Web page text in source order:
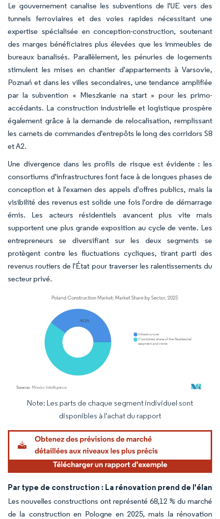
Le gouvernement canalise les subventions de l'UE vers des
tunnels ferroviaires et des voies rapides nécessitant une
expertise spécialisée en conception-construction, soutenant
des marges bénéficiaires plus élevées que les immeubles de
bureaux banalisés. Parallèlement, les pénuries de logements
stimulent les mises en chantier d'appartements à Varsovie,
Poznań et dans les villes secondaires, une tendance amplifiée
par la subvention « Mieszkanie na start » pour les primo-
accédants. La construction industrielle et logistique prospère
également grâce à la demande de relocalisation, remplissant
les carnets de commandes d'entrepôts le long des corridors S8
et A2.
Une divergence dans les profils de risque est évidente : les
consortiums d'infrastructures font face à de longues phases de
conception et à l'examen des appels d'offres publics, mais la
visibilité des revenus est solide une fois l'ordre de démarrage
émis. Les acteurs résidentiels avancent plus vite mais
supportent une plus grande exposition au cycle de vente. Les
entrepreneurs se diversifiant sur les deux segments se
protègent contre les fluctuations cycliques, tirant parti des
revenus routiers de l'État pour traverser les ralentissements du
secteur privé.
Image © Mordor Intelligence. La réutilisation nécessite une attribution sous CC BY
Note: Les parts de chaque segment individuel sont
disponibles à l'achat du rapport
Par type de construction : La rénovation prend de l'élan
Les nouvelles constructions ont représenté 68,12 % du marché
de la construction en Pologne en 2025, mais la rénovation